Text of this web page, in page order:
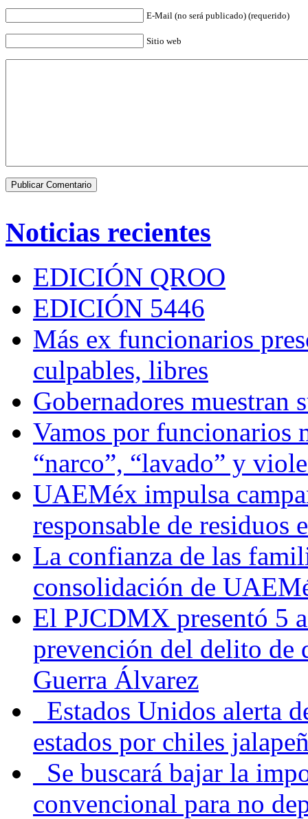
E-Mail (no será publicado) (requerido)
Sitio web
Noticias recientes
EDICIÓN QROO
EDICIÓN 5446
Más ex funcionarios
culpables, libres
Gobernadores muestran
Vamos por funcionarios
“narco”, “lavado” y
UAEMéx impulsa
responsable de residuos
La confianza de las
consolidación de
El PJCDMX presentó 5
prevención del delito de
Guerra Álvarez
Estados Unidos alerta
estados por chiles
Se buscará bajar la
convencional para no